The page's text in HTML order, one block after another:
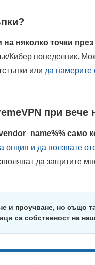
няколко точки през
Кибер понеделник.
или да намерите
при вече
само
опция и да ползвате
да защитите
и проучване, но също
са собственост на